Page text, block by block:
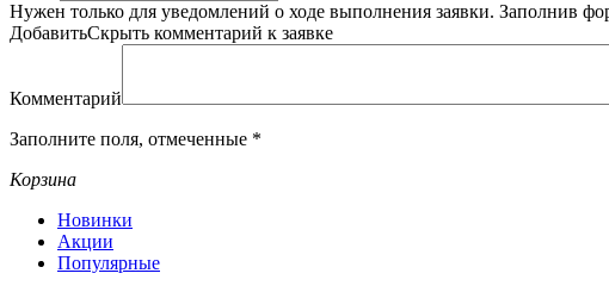
Нужен только для уведомлений о ходе выполнения заявки. Заполнив
ДобавитьСкрыть комментарий к заявке
Комментарий
Заполните поля, отмеченные *
Корзина
Новинки
Акции
Популярные